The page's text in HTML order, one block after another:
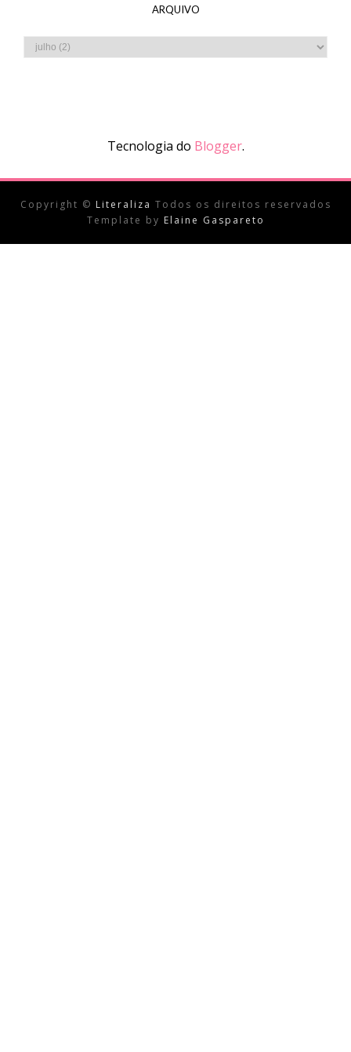
ARQUIVO
Tecnologia do Blogger.
Copyright © Literaliza Todos os direitos reservados
Template by Elaine Gaspareto